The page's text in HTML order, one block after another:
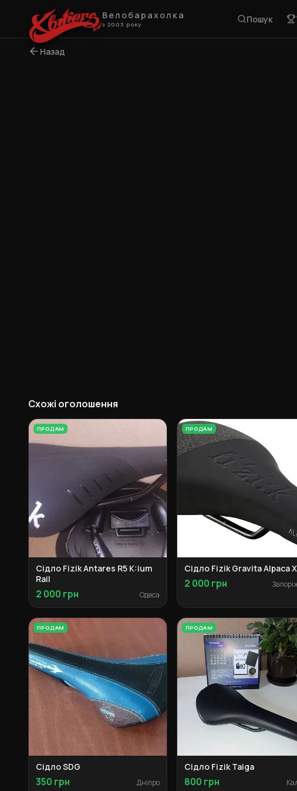
Велобарахолка
з 2003 року Пошук
Назад
Схожі оголошення
ПРОДАМ
Сідло Fizik Antares R5 K:ium
Rail
2 000 грн Одеса
ПРОДАМ
Сідло Fizik Gravita Alpaca
2 000 грн
ПРОДАМ
Сідло SDG
350 грн Дніпро
ПРОДАМ
Сідло Fizik Taiga
800 грн